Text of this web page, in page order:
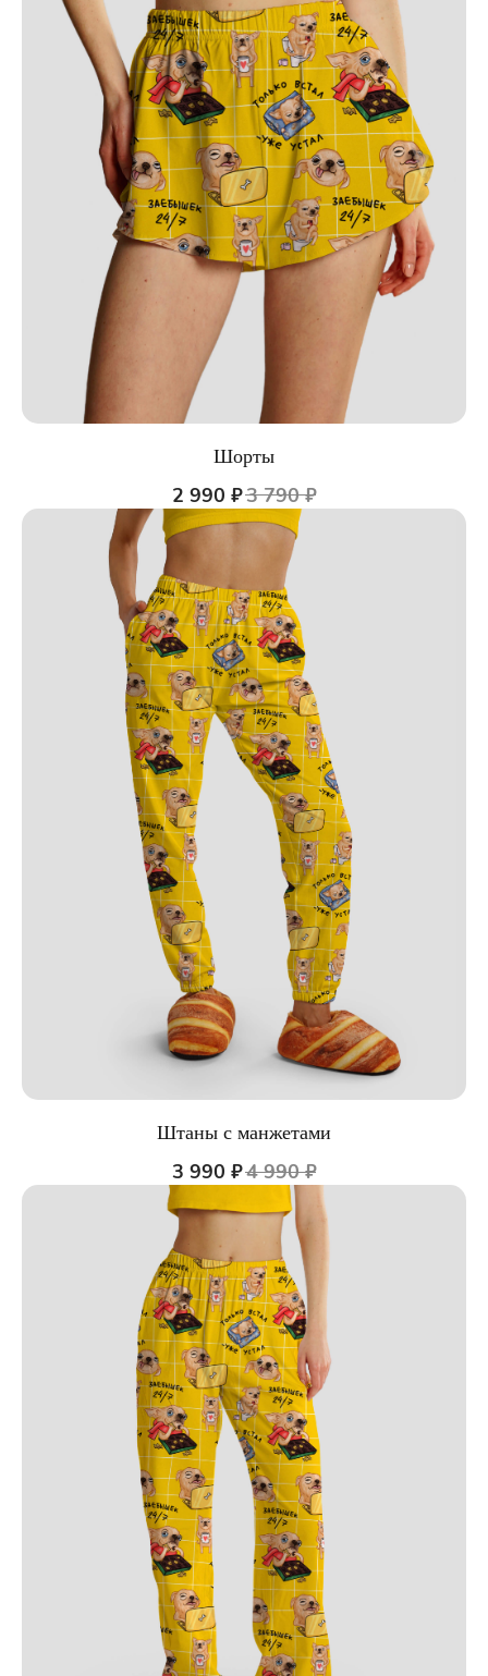
Шорты
2 990 ₽3 790 ₽
Штаны с манжетами
3 990 ₽4 990 ₽
ИНФОРМАЦИЯ
О бренде
ПО ВОПРОСАМ ЗАКАЗА ОБРАЩАЙТЕСЬ
ТОЛЬКО В ТЕЛЕГРАМ
TELEGRAM